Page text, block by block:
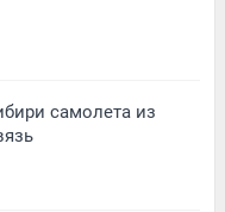
самолета из